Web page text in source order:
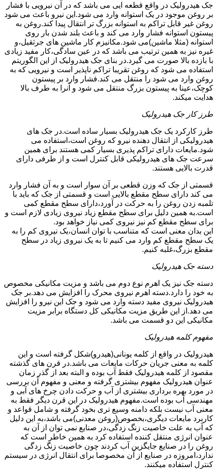
جک هیدرولیک در واقع قطعه ایی می باشد که در آن نیرویی با فشار
بر روغن موجود در یک استوانه وارد می شود.این نیرو باعث می شود
روغن غیر قابل تراکم به استوانه بزرگ تر انتقال پیدا کند.روغن به
پیستون استوانه فشار وارد می کند و باعث بلند شدن بار روی
استوانه (مثلا ماشین)می شود.مکانیزم کار ماشین های جرثقیل،و
غیره نیز به همین ترتیب می باشد که در عین سادگی،کار مفید زیادی
با بازده بالا صورت می گیرد.در بنای جک هیدرولیک از این الگوریتم
استفاده می شود که روغن تقریبا تراکم ناپذیر است و نیرویی که به
روغن وارد می شود را منتقل می کند.فشار وارد بر پیستون
کوچک،عینا به پیستون بزرگ منتقل می شود و آنرا به طرف بالا
هدایت میکند.
طرز کار جک هیدرولیک
طرز کارکرد یک جک هیدرولیک بسیار ساده است.در جک های
هیدرولیکی از انتقال دهنده نیرو که روغن است،استفاده می
شود.مایعات دارای تراکم پذیری بسیار کمی هستند برای همین
سرعت جک های هیدرولیکی قابل کنترل است و از طرفی دارای
قدرت بالایی هستند.
قسمتی از جک که وزن قطعی بر آن سوار است و به آن فشار وارد
می کند دارای سطح مقطع بالایی است و قسمتی از جک که باید با
تلمبه زدن روغن را به حرکت در آورد،دارای سطح مقطع کمی
است.به همین دلیل برای سطح مقطع زیاد نیروی زیادی لازم است و
برای سطح مقطع کم نیز نیروی کمی نیاز خواهد بود.
این بدان معنی است که متناسب با توان انسان،یک نیروی کم را به
یک سطح مقطع کم وارد می کنیم تا به یک نیروی زیاد در سطح
مقطع بزرگ،غلبه کنیم.
دسته جک هیدرولیک
دسته جک نیز یک اهرم نوع دوم می باشد و مزیت مکانیکی مخصوص
به خود را دارد.دسته اهرم نیروی محرک را افزایش می دهد.بر جک
هیدرولیک نیروی مفید دسته وارد می شود و جک این نیرو را افزایش
می دهد.از این طریق مزیت مکانیکی کل دستگاه برابر مزیت
مکانیکی این دو قسمت می باشد.
مفهوم کلمه هیدرولیک
هیدرولیک در واقع از کلمه یونانی(هیدرو)شکل گرفته است و این
کلمه به معنی جریان حرکات مایعات می باشد.در قرن های گذشته
مقصود از کلمه هیدرولیک فقط آب بوده و البته بعد از گذر زمان
عنوان هیدرولیک مفهوم بیشتری گرفته و معنی و مفهوم آن بررسی
در مورد بهره برداری بیشتری از آب و حرکت دادن چرخ های آبی و
مهندسی آب بوده است.مفهوم هیدرولیک در این قرن دیگر فقط به
معنی آب نیست بلکه دامنه وسیع تری بخود گرفته و شامل قواعد و
کاربرد مایعات دیگری،بخصوص(روغن معدنی)می باشد،به این دلیل
که آب به علت خاصیت زنگ زدگی،در صنایع نمی توان از آن به
عنوان انرژی منتقل کننده استفاده کرد به همین خاطر است که
روغن را در صنایع جایگزین آب کردند چون خاصیت زنگ زدگی
ندارد،امروزه در صنایع از آن مخصوصا برای انتقال انرژی در سیستم
کنترل استفاده میکنند.